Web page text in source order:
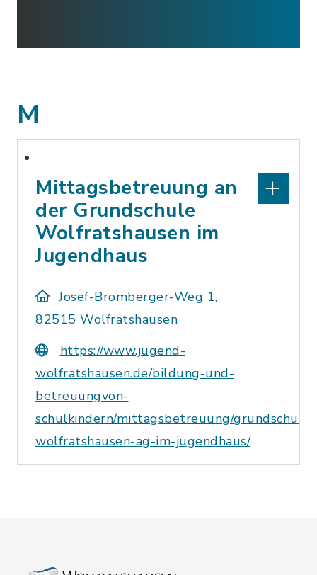
M
Mittagsbetreuung an
der Grundschule
Wolfratshausen im
Jugendhaus
Josef-Bromberger-Weg 1,
82515 Wolfratshausen
https://www.jugend-
wolfratshausen.de/bildung-und-
betreuungvon-
schulkindern/mittagsbetreuung/grundschule-
wolfratshausen-ag-im-jugendhaus/